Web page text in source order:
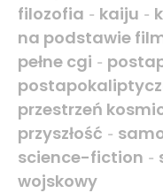
filozofia - kaiju -
na podstawie
pełne cgi -
przestrzeń
przyszłość -
science-fiction -
wojskowy